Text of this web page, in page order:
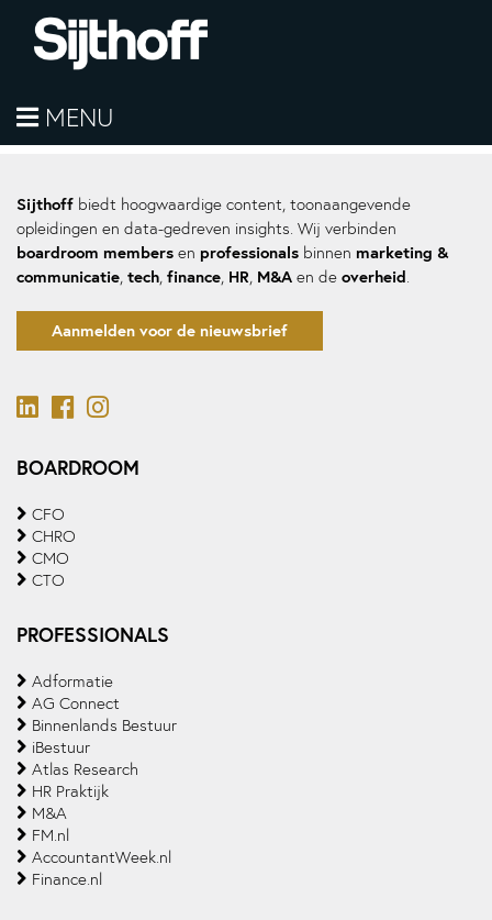
MENU
helaas geen berichten
Hier komt de sidebar
Sijthoff biedt hoogwaardige content, toonaangevende
opleidingen en data-gedreven insights. Wij verbinden
boardroom members en professionals binnen marketing &
communicatie, tech, finance, HR, M&A en de overheid.
Aanmelden voor de nieuwsbrief
BOARDROOM
CFO
CHRO
CMO
CTO
PROFESSIONALS
Adformatie
AG Connect
Binnenlands Bestuur
iBestuur
Atlas Research
HR Praktijk
M&A
FM.nl
AccountantWeek.nl
Finance.nl